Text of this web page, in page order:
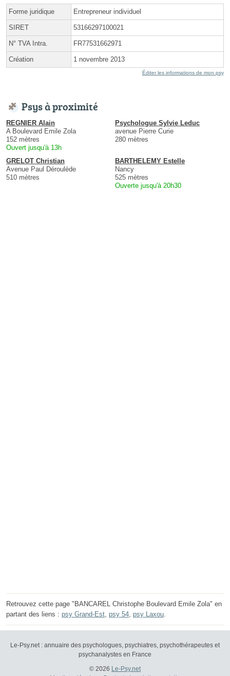
Forme juridique Entrepreneur individuel
SIRET 53166297100021
N° TVA Intra. FR77531662971
Création 1 novembre 2013
Éditer les informations de mon psy
Psys à proximité
REGNIER Alain
A Boulevard Emile Zola
152 mètres
Ouvert jusqu'à 13h
Psychologue Sylvie Leduc
avenue Pierre Curie
280 mètres
GRELOT Christian
Avenue Paul Déroulède
510 mètres
BARTHELEMY Estelle
Nancy
525 mètres
Ouverte jusqu'à 20h30
Retrouvez cette page "BANCAREL Christophe Boulevard Emile Zola" en
partant des liens : psy Grand-Est, psy 54, psy Laxou.
Le-Psy.net : annuaire des psychologues, psychiatres, psychothérapeutes et
psychanalystes en France
© 2026 Le-Psy.net